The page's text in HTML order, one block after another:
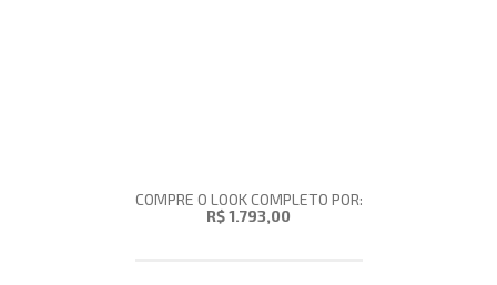
COMPRE O LOOK COMPLETO POR:
R$ 1.793,00